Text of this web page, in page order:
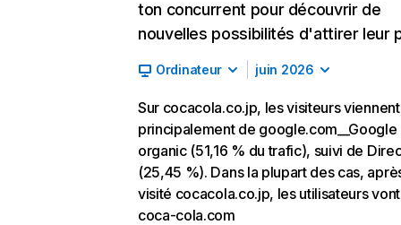
ton concurrent pour découvrir de
nouvelles possibilités d'attirer leur
Ordinateur juin 2026
Sur cocacola.co.jp, les visiteurs viennent
principalement de google.com__Google
organic (51,16 % du trafic), suivi de
(25,45 %). Dans la plupart des cas,
visité cocacola.co.jp, les utilisateurs
coca-cola.com